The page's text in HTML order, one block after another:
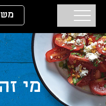
דלג לסרגל הניווט
דלג לתוכן
מי